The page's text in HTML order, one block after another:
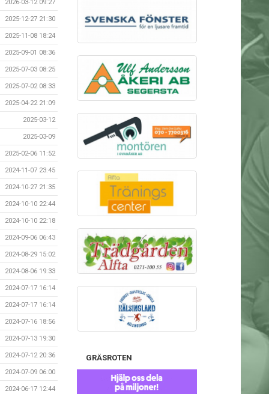
2026-03-12 09:27
2025-12-27 21:30
2025-11-08 18:24
2025-09-01 08:36
2025-07-03 08:25
2025-07-02 08:33
2025-04-22 21:09
2025-03-12
2025-03-09
2025-02-06 11:52
2024-11-07 23:45
2024-10-27 21:35
2024-10-10 22:44
2024-10-10 22:18
2024-09-06 06:43
2024-08-29 15:02
2024-08-06 19:33
2024-07-17 16:14
2024-07-17 16:14
2024-07-16 18:56
2024-07-13 19:30
2024-07-12 20:36
2024-07-09 06:00
2024-06-17 12:44
GRÄSROTEN